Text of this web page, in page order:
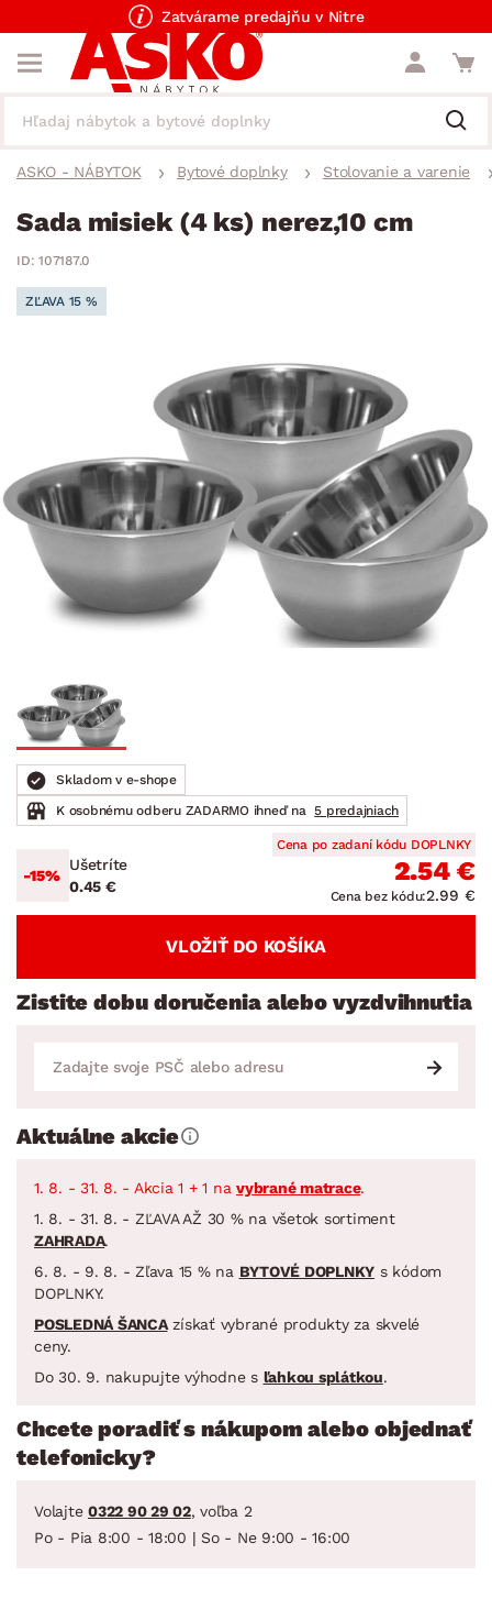
Zatvárame predajňu v Nitre
ASKO - NÁBYTOK Bytové doplnky Stolovanie a varenie
Sada misiek (4 ks) nerez,10 cm
ID: 107187.0
ZĽAVA 15 %
Skladom v e-shope
K osobnému odberu ZADARMO ihneď na 5 predajniach
-15%
Ušetríte
0.45 €
Cena po zadaní kódu DOPLNKY
2.54 €
Cena bez kódu:2.99 €
VLOŽIŤ DO KOŠÍKA
Zistite dobu doručenia alebo vyzdvihnutia
Aktuálne akcie
1. 8. - 31. 8. - Akcia 1 + 1 na vybrané matrace.
1. 8. - 31. 8. - ZĽAVA AŽ 30 % na všetok sortiment
ZAHRADA.
6. 8. - 9. 8. - Zľava 15 % na BYTOVÉ DOPLNKY s kódom
DOPLNKY.
POSLEDNÁ ŠANCAzískať vybrané produkty za skvelé
ceny.
Do 30. 9. nakupujte výhodne s ľahkou splátkou.
Chcete poradiť s nákupom alebo objednať
telefonicky?
Volajte 0322 90 29 02, voľba 2
Po - Pia 8:00 - 18:00 | So - Ne 9:00 - 16:00